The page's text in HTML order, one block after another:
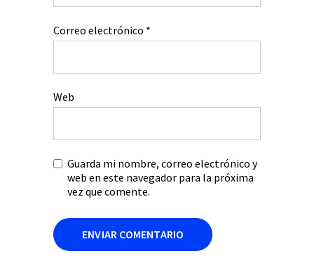
Correo electrónico *
Web
Guarda mi nombre, correo electrónico y
web en este navegador para la próxima
vez que comente.